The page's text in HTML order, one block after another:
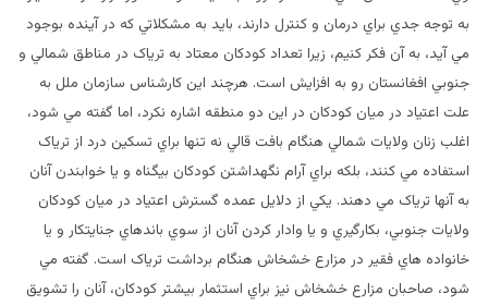
به توجه جدي براي درمان و کنترل دارند، بايد به مشکلاتي که در آينده بوجود
مي آيد، به آن فکر کنيم، زيرا تعداد کودکان معتاد به ترياک در مناطق شمالي و
جنوبي افغانستان رو به افزايش است. هرچند اين کارشناس سازمان ملل به
علت اعتياد در ميان کودکان در اين دو منطقه اشاره نکرد، اما گفته مي شود،
اغلب زنان ولايات شمالي هنگام بافت قالي نه تنها براي تسکين درد از ترياک
استفاده مي کنند، بلکه براي آرام نگهداشتن کودکان بيگناه و يا خوابندن آنان
به آنها ترياک مي دهند. يکي از دلايل عمده گسترش اعتياد در ميان کودکان
ولايات جنوبي، بکارگيري و يا وادار کردن آنان از سوي باندهاي جنايتکار و يا
خانواده هاي فقير در مزارع خشخاش هنگام برداشت ترياک است. گفته مي
شود، صاحبان مزارع خشخاش نيز براي استثمار بيشتر کودکان، آنان را تشويق